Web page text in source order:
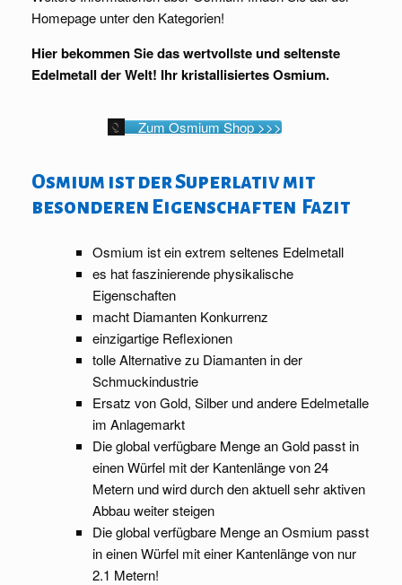
Homepage unter den Kategorien!
Hier bekommen Sie das wertvollste und seltenste
Edelmetall der Welt! Ihr kristallisiertes Osmium.
Zum Osmium Shop >>>
Osmium ist der Superlativ mit
besonderen Eigenschaften Fazit
Osmium ist ein extrem seltenes Edelmetall
es hat faszinierende physikalische
Eigenschaften
macht Diamanten Konkurrenz
einzigartige Reflexionen
tolle Alternative zu Diamanten in der
Schmuckindustrie
Ersatz von Gold, Silber und andere Edelmetalle
im Anlagemarkt
Die global verfügbare Menge an Gold passt in
einen Würfel mit der Kantenlänge von 24
Metern und wird durch den aktuell sehr aktiven
Abbau weiter steigen
Die global verfügbare Menge an Osmium passt
in einen Würfel mit einer Kantenlänge von nur
2.1 Metern!